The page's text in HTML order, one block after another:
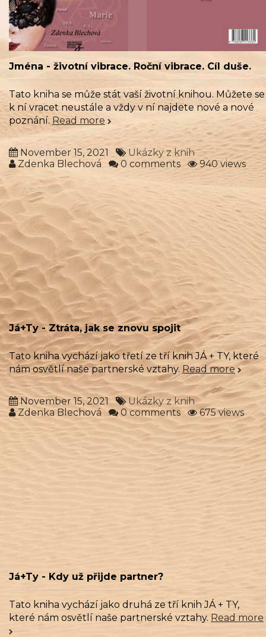
Jména - životní vibrace. Roční vibrace. Cíl duše.
Tato kniha se může stát vaší životní knihou. Můžete se
k ní vracet neustále a vždy v ní najdete nové a nové
poznání. Read more
November 15, 2021
Ukázky z knih
Zdenka Blechová
0 comments 940 views
Já+Ty - Ztráta, jak se znovu spojit
Tato kniha vychází jako třetí ze tří knih JÁ + TY, které
nám osvětlí naše partnerské vztahy.Read more
November 15, 2021
Ukázky z knih
Zdenka Blechová
0 comments 675 views